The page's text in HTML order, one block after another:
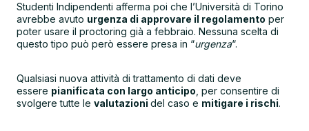
Studenti Indipendenti afferma poi che l’Università di Torino
avrebbe avuto urgenza di approvare il regolamento per
poter usare il proctoring già a febbraio. Nessuna scelta di
questo tipo può però essere presa in “urgenza“.
Qualsiasi nuova attività di trattamento di dati deve
essere pianificata con largo anticipo , per consentire di
svolgere tutte le valutazioni del caso e mitigare i rischi.